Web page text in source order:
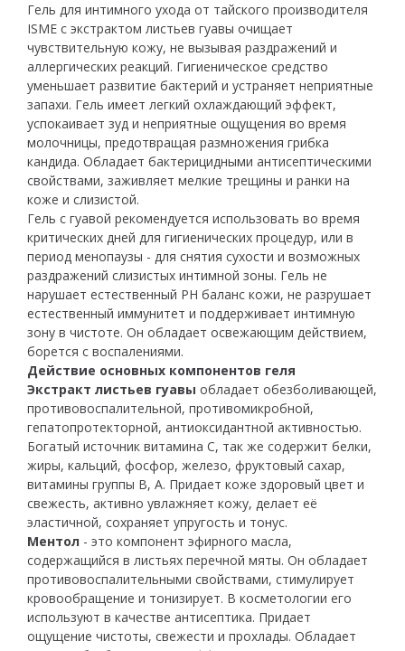
Гель для интимного ухода от тайского производителя
ISME с экстрактом листьев гуавы очищает
чувствительную кожу, не вызывая раздражений и
аллергических реакций. Гигиеническое средство
уменьшает развитие бактерий и устраняет неприятные
запахи. Гель имеет легкий охлаждающий эффект,
успокаивает зуд и неприятные ощущения во время
молочницы, предотвращая размножения грибка
кандида. Обладает бактерицидными антисептическими
свойствами, заживляет мелкие трещины и ранки на
коже и слизистой.
Гель с гуавой рекомендуется использовать во время
критических дней для гигиенических процедур, или в
период менопаузы - для снятия сухости и возможных
раздражений слизистых интимной зоны. Гель не
нарушает естественный РН баланс кожи, не разрушает
естественный иммунитет и поддерживает интимную
зону в чистоте. Он обладает освежающим действием,
борется с воспалениями.
Действие основных компонентов геля
Экстракт листьев гуавы обладает обезболивающей,
противовоспалительной, противомикробной,
гепатопротекторной, антиоксидантной активностью.
Богатый источник витамина C, так же содержит белки,
жиры, кальций, фосфор, железо, фруктовый сахар,
витамины группы В, А. Придает коже здоровый цвет и
свежесть, активно увлажняет кожу, делает её
эластичной, сохраняет упругость и тонус.
Ментол - это компонент эфирного масла,
содержащийся в листьях перечной мяты. Он обладает
противовоспалительными свойствами, стимулирует
кровообращение и тонизирует. В косметологии его
используют в качестве антисептика. Придает
ощущение чистоты, свежести и прохлады. Обладает